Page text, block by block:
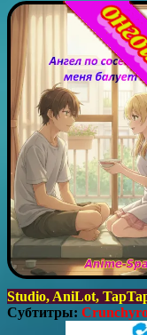
Studio, AniLot,
Субтитры: